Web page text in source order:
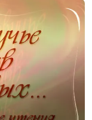
Ирина
Кириченко
#23
Ирина
Кириченко